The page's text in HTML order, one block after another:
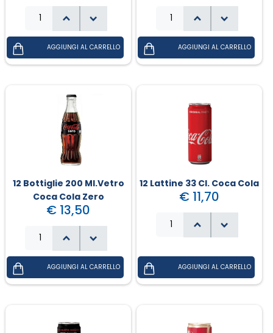
12 Bottiglie 200 Ml.vetro
Coca Cola Zero
€ 13,50
12 Lattine 33 Cl. Coca Cola
€ 11,70